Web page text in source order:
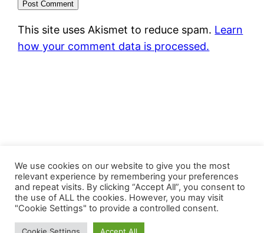
This site uses Akismet to reduce spam. Learn
how your comment data is processed.
Proudly powered byWordPress
We use cookies on our website to give you the most
relevant experience by remembering your preferences
and repeat visits. By clicking “Accept All”, you consent to
the use of ALL the cookies. However, you may visit
"Cookie Settings" to provide a controlled consent.